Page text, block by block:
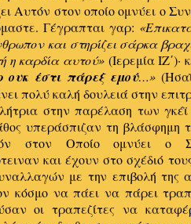
Αυτόν στον οποίο ομνύει ο
Γέγραπται γαρ:
και στηρίζει σάρκα
η καρδία αυτού»(Ιερεμία
ουκ έστι πάρεξ εμού…»
πολύ καλή δουλειά στην
στην παρέλαση των
υπεράσπιζαν τη βλάσφημη
στον Οποίο ομνύει ο
και έχουν στο σχέδιό
με την επιβολή της
κόσμο να πάει να πάρει
οι τραπεζίτες να